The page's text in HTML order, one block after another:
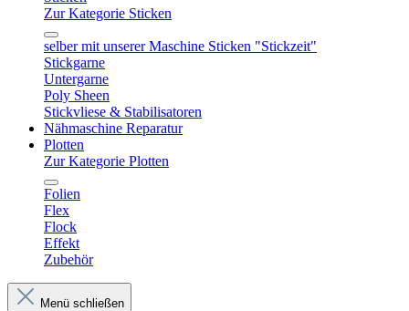
Zur Kategorie Sticken
selber mit unserer Maschine Sticken "Stickzeit"
Stickgarne
Untergarne
Poly Sheen
Stickvliese & Stabilisatoren
Nähmaschine Reparatur
Plotten
Zur Kategorie Plotten
Folien
Flex
Flock
Effekt
Zubehör
Menü schließen